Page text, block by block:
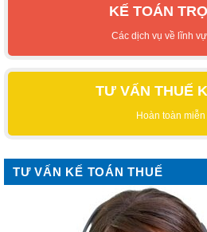
KẾ TOÁN
Các dịch vụ về lĩnh
TƯ VẤN THUẾ
Hoàn toàn
TƯ VẤN KẾ TOÁN THUẾ